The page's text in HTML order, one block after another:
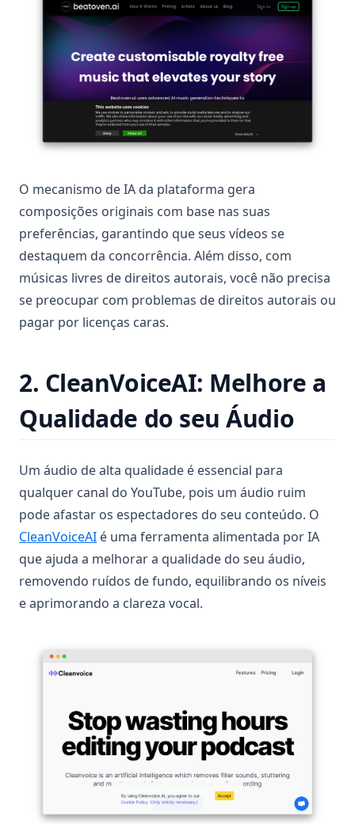
O mecanismo de IA da plataforma gera
composições originais com base nas suas
preferências, garantindo que seus vídeos se
destaquem da concorrência. Além disso, com
músicas livres de direitos autorais, você não precisa
se preocupar com problemas de direitos autorais ou
pagar por licenças caras.
2. CleanVoiceAI: Melhore a
Qualidade do seu Áudio
Um áudio de alta qualidade é essencial para
qualquer canal do YouTube, pois um áudio ruim
pode afastar os espectadores do seu conteúdo. O
CleanVoiceAI(opens in a new tab)
é uma ferramenta alimentada por IA
que ajuda a melhorar a qualidade do seu áudio,
removendo ruídos de fundo, equilibrando os níveis
e aprimorando a clareza vocal.